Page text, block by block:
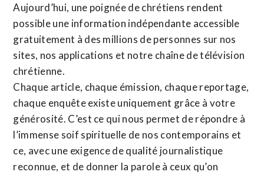
Aujourd’hui, une poignée de chrétiens rendent
possible une information indépendante accessible
gratuitement à des millions de personnes sur nos
sites, nos applications et notre chaîne de télévision
chrétienne.
Chaque article, chaque émission, chaque reportage,
chaque enquête existe uniquement grâce à votre
générosité. C’est ce qui nous permet de répondre à
l’immense soif spirituelle de nos contemporains et
ce, avec une exigence de qualité journalistique
reconnue, et de donner la parole à ceux qu’on